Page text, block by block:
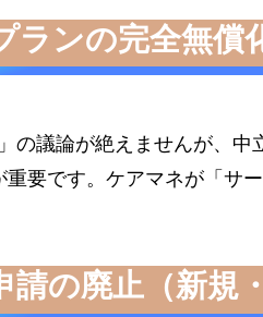
ランの完全無償
」の議論が絶えませんが、
重要です。ケアマネが「サ
請の廃止（新規